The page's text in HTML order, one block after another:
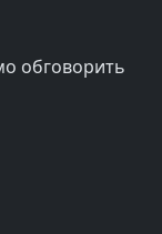
обговорить